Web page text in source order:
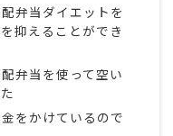
弁当ダイエットを
抑えることができ
弁当を使って空い
をかけているので